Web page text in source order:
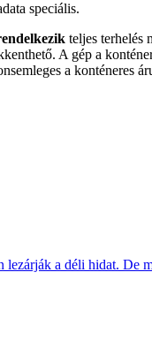
speciális.
teljes terhelés
A gép a
a konténeres
a déli hidat. De